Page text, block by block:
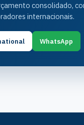
consolidado,
internacionais.
WhatsApp